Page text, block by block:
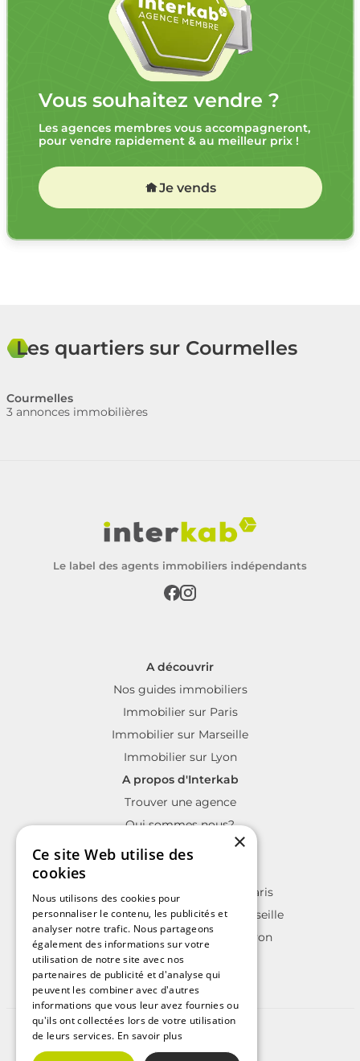
Vous souhaitez vendre ?
Les agences membres vous accompagneront,
pour vendre rapidement & au meilleur prix !
Je vends
Les quartiers sur Courmelles
Courmelles
3 annonces immobilières
Le label des agents immobiliers indépendants
A découvrir
Nos guides immobiliers
Immobilier sur Paris
Immobilier sur Marseille
Immobilier sur Lyon
A propos d'Interkab
Trouver une agence
Qui sommes nous?
La charte Interkab
Annonces immobilières sur Paris
Annonces immobilières sur Marseille
Annonces immobilières sur Lyon
©2025 | Tous droits réservés
Plan du site
×
Ce site Web utilise des
cookies
Nous utilisons des cookies pour
personnaliser le contenu, les publicités et
analyser notre trafic. Nous partageons
également des informations sur votre
utilisation de notre site avec nos
partenaires de publicité et d'analyse qui
peuvent les combiner avec d'autres
informations que vous leur avez fournies ou
qu'ils ont collectées lors de votre utilisation
de leurs services. En savoir plus